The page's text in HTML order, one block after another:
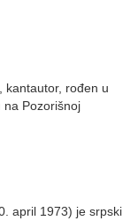
kantautor, rođen u
na Pozorišnoj
april 1973) je srpski